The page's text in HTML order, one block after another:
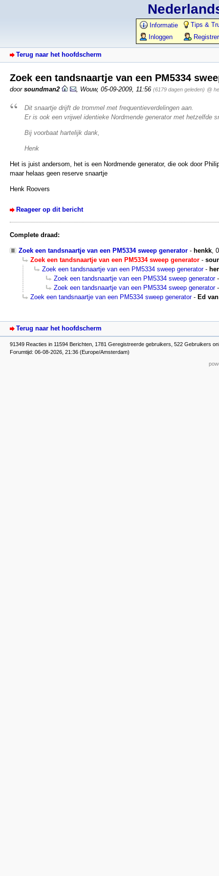
Informatie
Tips &
Inloggen
Terug naar het hoofdscherm
Zoek een tandsnaartje van een PM5334
door soundman2 Wouw, 05-09-2009, 11:56 (6179 dagen geleden) @
Dit snaartje drijft de trommel met frequentieverdelingen aan.
Er is ook een vrijwel identieke Nordmende generator met hetzelfde
Bij voorbaat hartelijk dank,
Henk
Het is juist andersom, het is een Nordmende generator, die ook door
maar helaas geen reserve snaartje
Henk Roovers
Reageer op dit bericht
Complete draad:
Zoek een tandsnaartje van een PM5334 sweep generator - henkk,
Zoek een tandsnaartje van een PM5334 sweep generator -
Zoek een tandsnaartje van een PM5334 sweep generator-
Zoek een tandsnaartje van een PM5334 sweep generator
Zoek een tandsnaartje van een PM5334 sweep generator
Zoek een tandsnaartje van een PM5334 sweep generator- Ed
Terug naar het hoofdscherm
91349 Reacties in 11594 Berichten, 1781 Geregistreerde gebruikers, 522 Gebruikers
Forumtijd: 06-08-2026, 21:36 (Europe/Amsterdam)